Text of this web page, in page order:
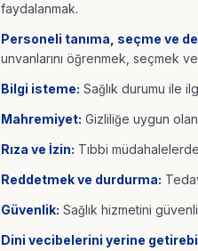
faydalanmak.
Personeli tanıma, seçme ve
unvanlarını öğrenmek, seçmek
Bilgi isteme: Sağlık durumu ile
Mahremiyet: Gizliliğe uygun
Rıza ve İzin: Tıbbi
Reddetmek ve durdurma:
Güvenlik: Sağlık hizmetini
Dini vecibelerini yerine